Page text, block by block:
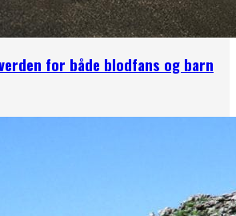
for både blodfans og barn